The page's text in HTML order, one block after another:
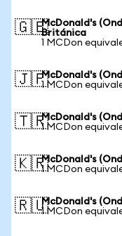
🇬🇧McDonald's
Británica
1 MCDon
🇯🇵McDonald's
1 MCDon
🇹🇷McDonald's
1 MCDon
🇰🇷McDonald's
1 MCDon
🇷🇺McDonald's
1 MCDon